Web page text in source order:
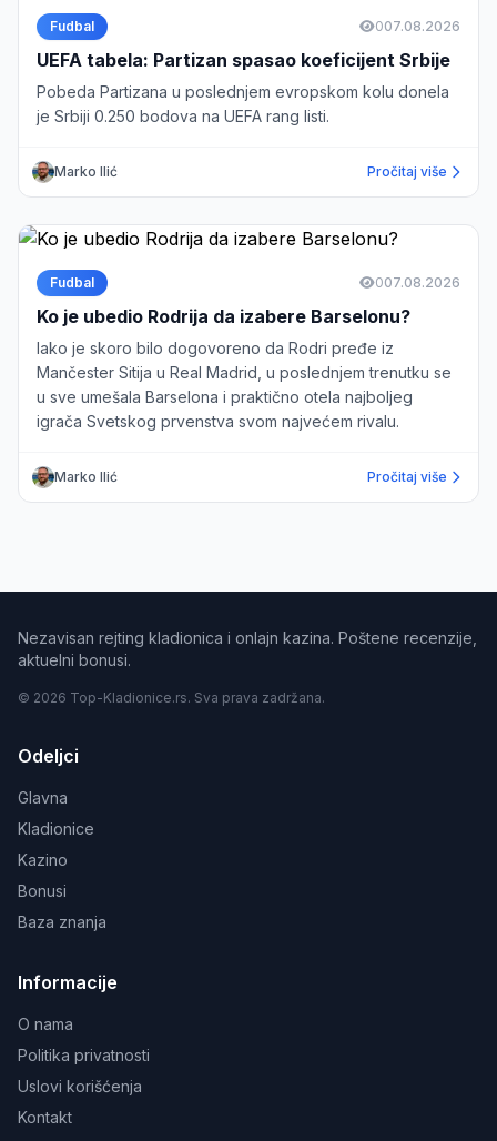
Fudbal 007.08.2026
UEFA tabela: Partizan spasao koeficijent Srbije
Pobeda Partizana u poslednjem evropskom kolu donela
je Srbiji 0.250 bodova na UEFA rang listi.
Marko Ilić Pročitaj više
Fudbal 007.08.2026
Ko je ubedio Rodrija da izabere Barselonu?
Iako je skoro bilo dogovoreno da Rodri pređe iz
Mančester Sitija u Real Madrid, u poslednjem trenutku se
u sve umešala Barselona i praktično otela najboljeg
igrača Svetskog prvenstva svom najvećem rivalu.
Marko Ilić Pročitaj više
Nezavisan rejting kladionica i onlajn kazina. Poštene recenzije,
aktuelni bonusi.
© 2026 Top-Kladionice.rs. Sva prava zadržana.
Odeljci
Glavna
Kladionice
Kazino
Bonusi
Baza znanja
Informacije
O nama
Politika privatnosti
Uslovi korišćenja
Kontakt